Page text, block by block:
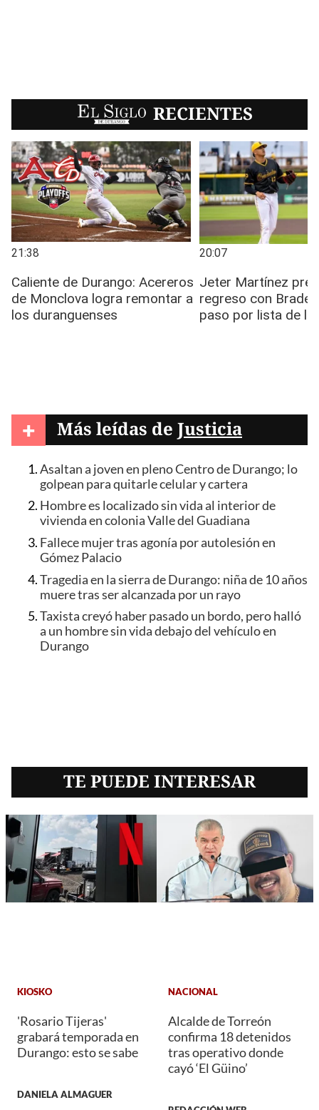
EL SIGLO RECIENTES
+ Más leídas de Justicia
Asaltan a joven en pleno Centro de Durango; lo
golpean para quitarle celular y cartera
Hombre es localizado sin vida al interior de
vivienda en colonia Valle del Guadiana
Fallece mujer tras agonía por autolesión en
Gómez Palacio
Tragedia en la sierra de Durango: niña de 10 años
muere tras ser alcanzada por un rayo
Taxista creyó haber pasado un bordo, pero halló
a un hombre sin vida debajo del vehículo en
Durango
TE PUEDE INTERESAR
KIOSKO
'Rosario Tijeras'
grabará temporada en
Durango: esto se sabe
DANIELA ALMAGUER
NACIONAL
Alcalde de Torreón
confirma 18 detenidos
tras operativo donde
cayó ‘El Güino’